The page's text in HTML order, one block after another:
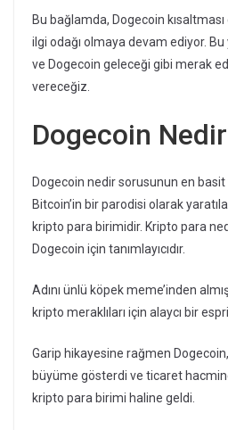
Bu bağlamda, Dogecoin kısaltması
ilgi odağı olmaya devam ediyor.
ve Dogecoin geleceği gibi merak
vereceğiz.
Dogecoin
Dogecoin nedir sorusunun en basit
Bitcoin’in bir parodisi olarak
kripto para birimidir. Kripto para
Dogecoin için tanımlayıcıdır.
Adını ünlü köpek meme’inden
kripto meraklıları için alaycı bir
Garip hikayesine rağmen
büyüme gösterdi ve ticaret
kripto para birimi haline geldi.